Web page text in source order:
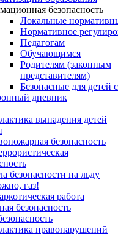
безопасность
Локальные
Нормативное
Педагогам
Обучающимся
Родителям (законным
представителям)
Безопасные для детей
дневник
выпадения детей
безопасность
безопасности на льду
газ!
работа
безопасность
правонарушений